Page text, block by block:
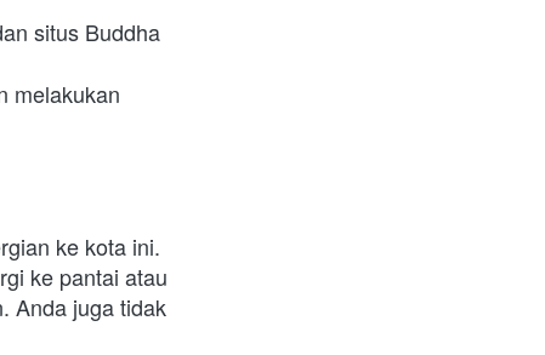
situs Buddha
ke kota ini.
ke pantai atau
Anda juga tidak